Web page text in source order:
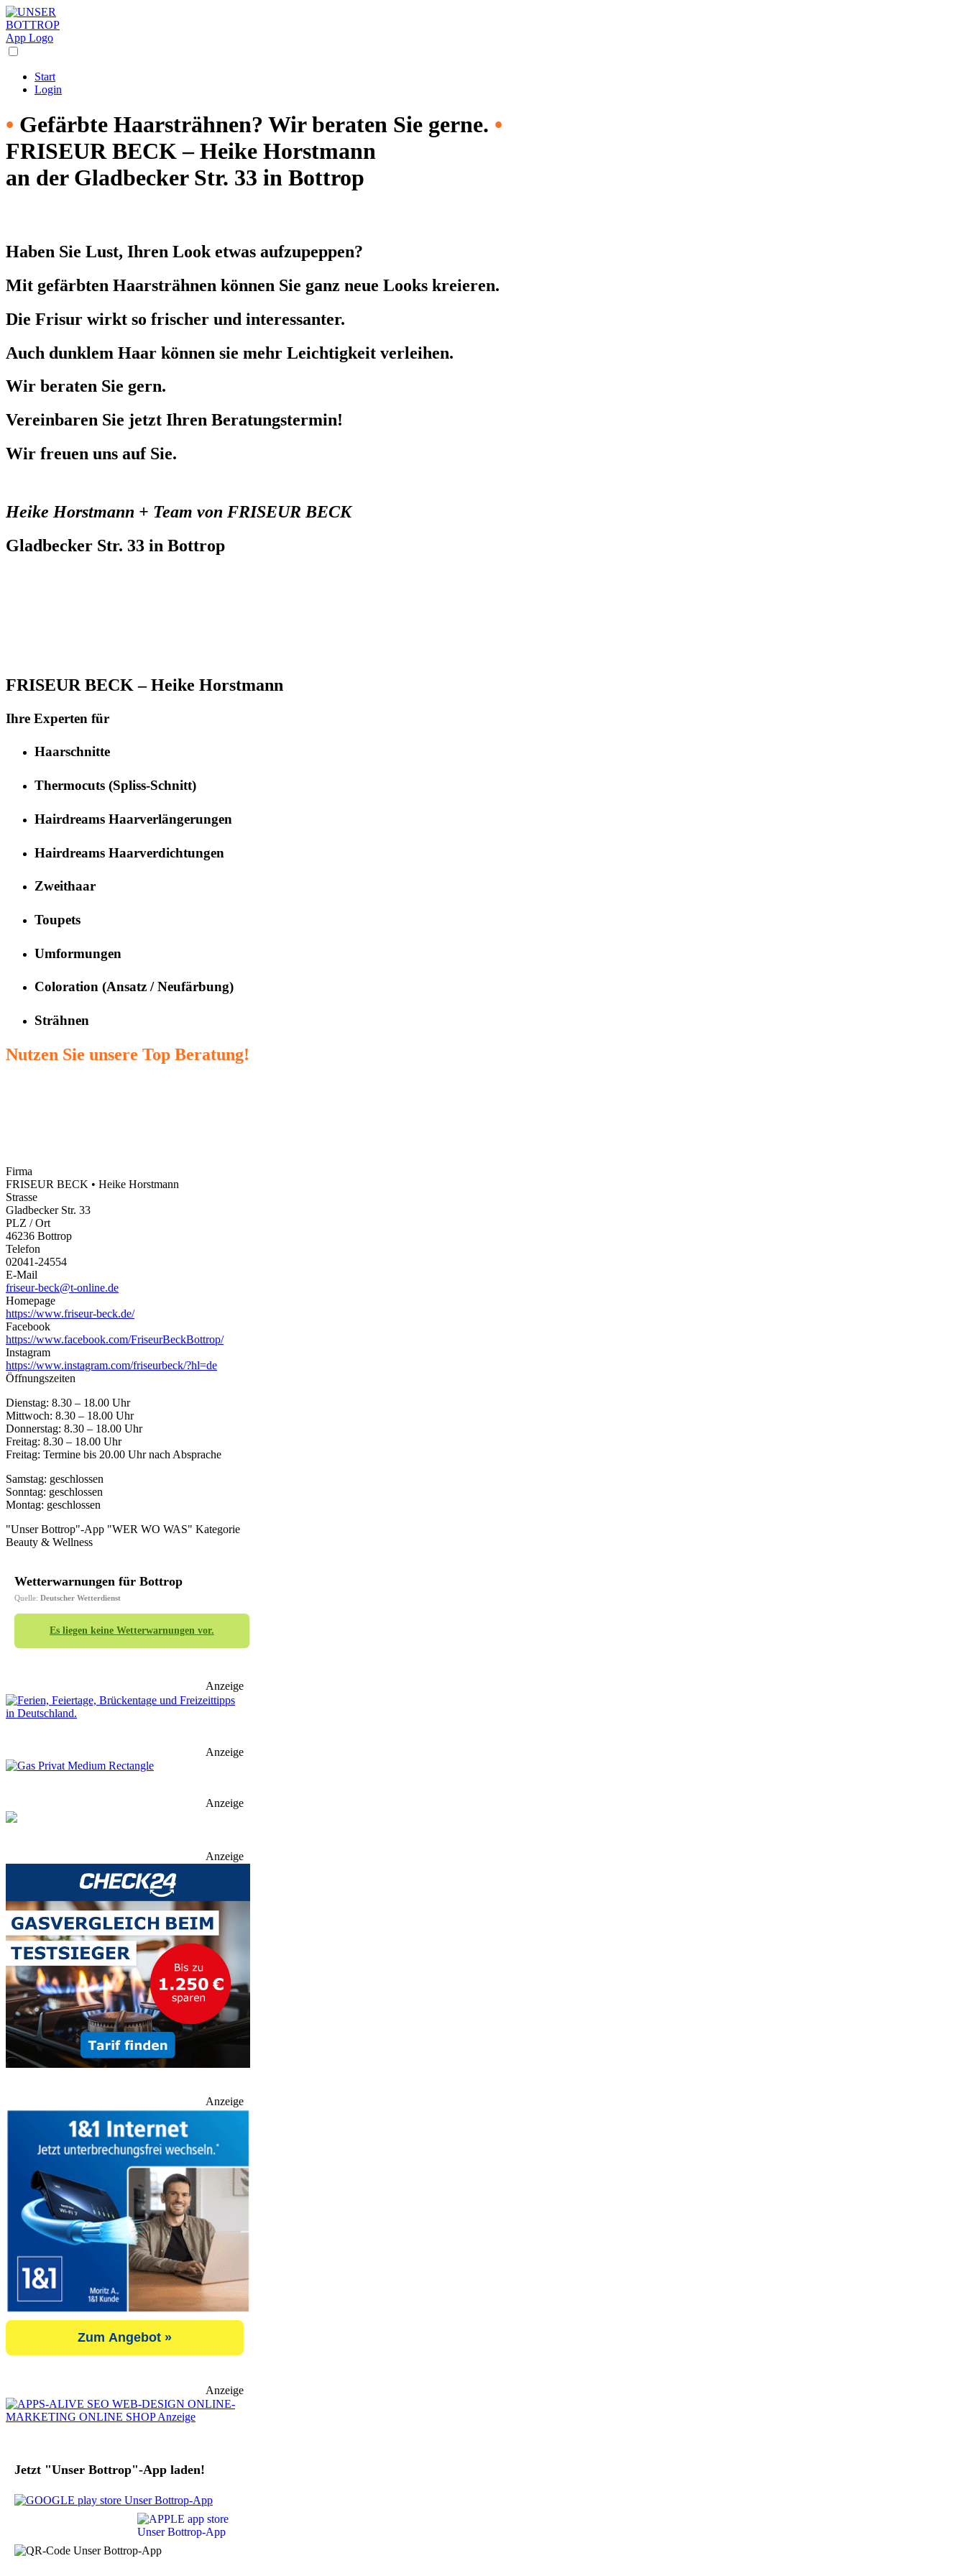
Start
Login
• Gefärbte Haarsträhnen? Wir beraten Sie gerne. •
FRISEUR BECK – Heike Horstmann
an der Gladbecker Str. 33 in Bottrop
Haben Sie Lust, Ihren Look etwas aufzupeppen?
Mit gefärbten Haarsträhnen können Sie ganz neue Looks kreieren.
Die Frisur wirkt so frischer und interessanter.
Auch dunklem Haar können sie mehr Leichtigkeit verleihen.
Wir beraten Sie gern.
Vereinbaren Sie jetzt Ihren Beratungstermin!
Wir freuen uns auf Sie.
Heike Horstmann + Team von FRISEUR BECK
Gladbecker Str. 33 in Bottrop
FRISEUR BECK – Heike Horstmann
Ihre Experten für
Haarschnitte
Thermocuts (Spliss-Schnitt)
Hairdreams Haarverlängerungen
Hairdreams Haarverdichtungen
Zweithaar
Toupets
Umformungen
Coloration (Ansatz / Neufärbung)
Strähnen
Nutzen Sie unsere Top Beratung!
Firma
FRISEUR BECK • Heike Horstmann
Strasse
Gladbecker Str. 33
PLZ / Ort
46236 Bottrop
Telefon
02041-24554
E-Mail
friseur-beck@t-online.de
Homepage
https://www.friseur-beck.de/
Facebook
https://www.facebook.com/FriseurBeckBottrop/
Instagram
https://www.instagram.com/friseurbeck/?hl=de
Öffnungszeiten
Dienstag: 8.30 – 18.00 Uhr
Mittwoch: 8.30 – 18.00 Uhr
Donnerstag: 8.30 – 18.00 Uhr
Freitag: 8.30 – 18.00 Uhr
Freitag: Termine bis 20.00 Uhr nach Absprache
Samstag: geschlossen
Sonntag: geschlossen
Montag: geschlossen
"Unser Bottrop"-App "WER WO WAS" Kategorie
Beauty & Wellness
Wetterwarnungen für Bottrop
Quelle: Deutscher Wetterdienst
Es liegen keine Wetterwarnungen vor.
Anzeige
Anzeige
Anzeige
Anzeige
Anzeige
Zum Angebot »
Anzeige
Jetzt "Unser Bottrop"-App laden!